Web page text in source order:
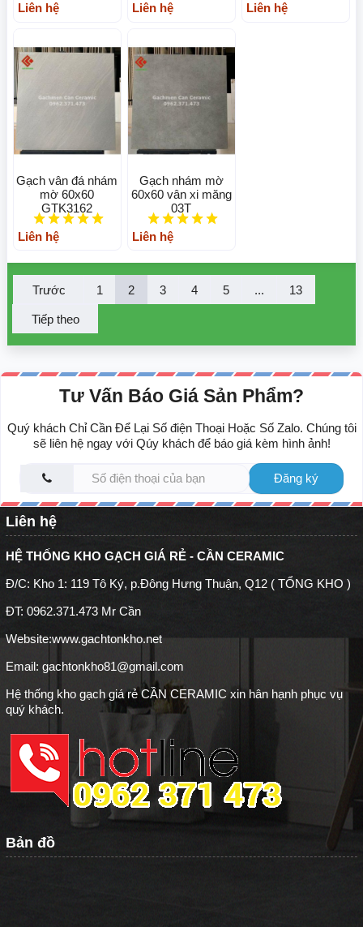
Liên hệ Liên hệ Liên hệ
Gạch vân đá nhám
mờ 60x60
GTK3162
Liên hệ
Gạch nhám mờ
60x60 vân xi măng
03T
Liên hệ
Trước 1 2 3 4 5 ... 13
Tiếp theo
Tư Vấn Báo Giá Sản Phẩm?
Quý khách Chỉ Cần Để Lại Số điện Thoại Hoặc Số Zalo. Chúng tôi
sẽ liên hệ ngay với Qúy khách để báo giá kèm hình ảnh!
Đăng ký
Liên hệ
HỆ THỐNG KHO GẠCH GIÁ RẺ - CẦN CERAMIC
Đ/C: Kho 1: 119 Tô Ký, p.Đông Hưng Thuận, Q12 ( TỔNG KHO )
ĐT: 0962.371.473 Mr Cần
Website:www.gachtonkho.net
Email: gachtonkho81@gmail.com
Hệ thống kho gạch giá rẻ CẦN CERAMIC xin hân hạnh phục vụ
quý khách.
Bản đồ